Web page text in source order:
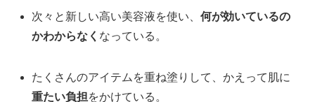
次々と新しい高い美容液を使い、何が効いているの
かわからなく なっている。
たくさんのアイテムを重ね塗りして、かえって肌に
重たい負担をかけている。